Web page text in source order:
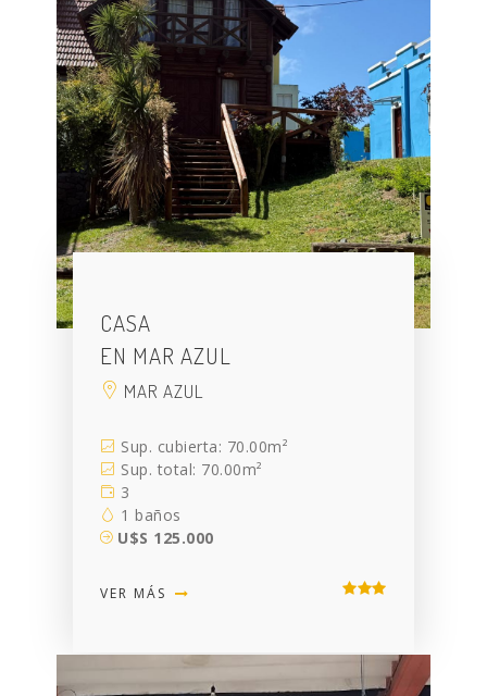
CASA
EN MAR AZUL
MAR AZUL
Sup. cubierta: 70.00m²
Sup. total: 70.00m²
3
1 baños
U$S 125.000
VER MÁS